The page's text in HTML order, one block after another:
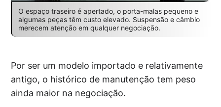
O espaço traseiro é apertado, o porta-malas pequeno e
algumas peças têm custo elevado. Suspensão e câmbio
merecem atenção em qualquer negociação.
Por ser um modelo importado e relativamente
antigo, o histórico de manutenção tem peso
ainda maior na negociação.